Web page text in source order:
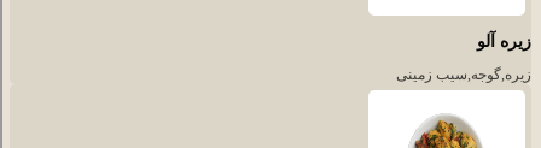
زیره آلو
زیره,گوجه,سیب زمینی